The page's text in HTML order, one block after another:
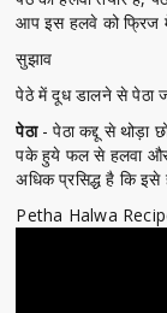
आप इस हलवे को फ्रिज
सुझाव
पेठे में दूध डालने से पेठा
पेठा - पेठा कद्दू से
पके हुये फल से हलवा और
अधिक प्रसिद्ध है कि
Petha Halwa